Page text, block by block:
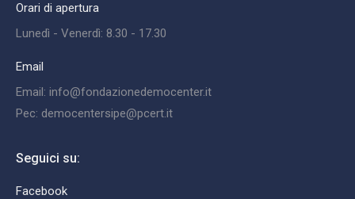
Orari di apertura
Lunedì - Venerdì: 8.30 - 17.30
Email
Email: info@fondazionedemocenter.it
Pec: democentersipe@pcert.it
Seguici su:
Facebook